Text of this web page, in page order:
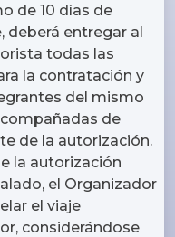
de 10 días de
deberá entregar al
todas las
la contratación y
del mismo
de
de la autorización.
la autorización
el Organizador
el viaje
considerándose